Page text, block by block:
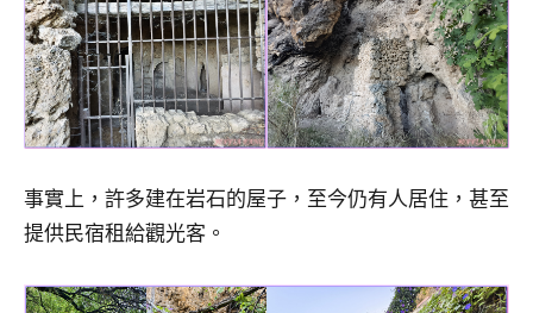
事實上，許多建在岩石的屋子，至今仍有人居住，甚至
提供民宿租給觀光客。